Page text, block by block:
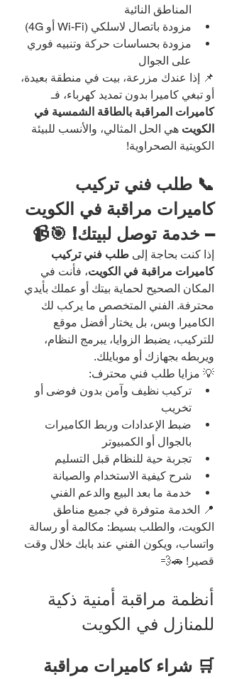
المناطق النائية
مزودة باتصال لاسلكي (Wi-Fi أو 4G)
مزودة بحساسات حركة وتنبيه فوري
على الجوال
📌 إذا عندك مزرعة، بيت في منطقة بعيدة،
أو تبغي كاميرا بدون تمديد كهرباء، فـ
كاميرات المراقبة بالطاقة الشمسية في
الكويت هي الحل المثالي، والأنسب للبيئة
الكويتية الصحراوية!
📞 طلب فني تركيب
كاميرات مراقبة في الكويت
– خدمة توصل لبيتك! 🎯📹
إذا كنت بحاجة إلى طلب فني تركيب
كاميرات مراقبة في الكويت، فأنت في
المكان الصحيح لحماية بيتك أو عملك بأيدي
محترفة. الفني المتخصص ما يركب لك
الكاميرا وبس، بل يختار أفضل موقع
للتركيب، يضبط الزوايا، يبرمج النظام،
ويربطه بجهازك أو موبايلك.
💡 مزايا طلب فني محترف:
تركيب نظيف وآمن بدون فوضى أو
تخريب
ضبط الإعدادات وربط الكاميرات
بالجوال أو الكمبيوتر
تجربة حية للنظام قبل التسليم
شرح كيفية الاستخدام والصيانة
خدمة ما بعد البيع والدعم الفني
📍 الخدمة متوفرة في جميع مناطق
الكويت، والطلب بسيط: مكالمة أو رسالة
واتساب، ويكون الفني عند بابك خلال وقت
قصير! 🚗💨
أنظمة مراقبة أمنية ذكية
للمنازل في الكويت
🛒 شراء كاميرات مراقبة